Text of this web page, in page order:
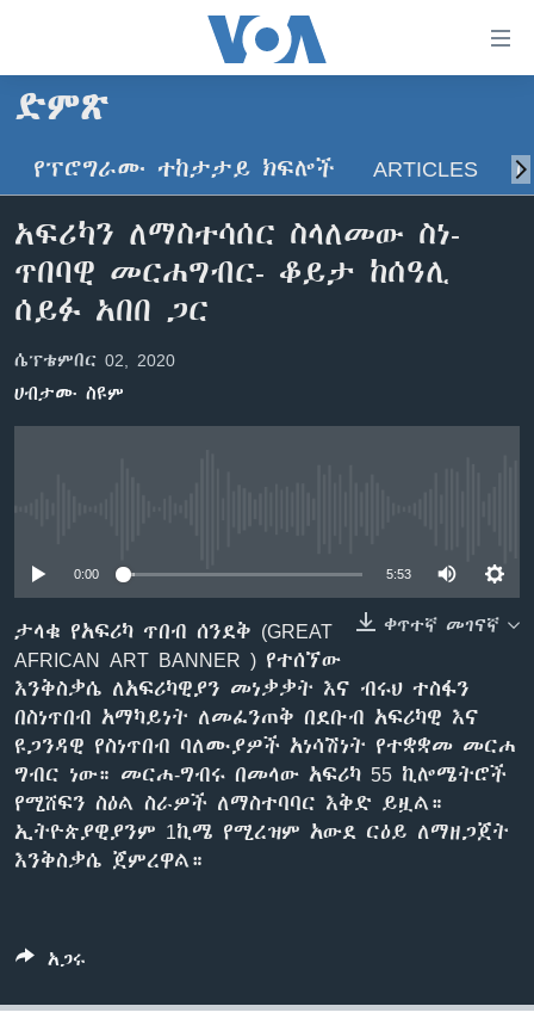
ማገናኛዎች
ዋናው
ይዘት
ወደ
ዋናው
ይዘት
እለፍ
ወደ
ዋናው
ዜና
ኢትዮጵያ
አሜሪካ
ኑሮ በጤንነት
ቪዲዮ
ክምችት
ቋንቋዎች
ድምጽ
የፕሮግራሙ ተከታታይ ክፍሎች ARTICLES
አፍሪካን ለማስተሳሰር ስላለመው ስነ-
ጥበባዊ መርሐግብር- ቆይታ ከሰዓሊ
ሰይፉ አበበ ጋር
ሴፕቴምበር 02, 2020
ሀብታሙ ስዩም
0:00 5:53
ቀጥተኛ መገናኛ
ታላቁ የአፍሪካ ጥበብ ሰንደቅ (GREAT
AFRICAN ART BANNER ) የተሰኘው
እንቅስቃሴ ለአፍሪካዊያን መነቃቃት እና ብሩህ ተስፋን
በስነጥበብ አማካይነት ለመፈንጠቅ በደቡብ አፍሪካዊ እና
ዩጋንዳዊ የስነጥበብ ባለሙያዎች አነሳሽነት የተቋቋመ መርሐ
ግብር ነው። መርሐ-ግብሩ በመላው አፍሪካ 55 ኪሎሜትሮች
የሚሸፍን ስዕል ስራዎች ለማስተባባር እቅድ ይዟል።
ኢትዮጵያዊያንም 1ኪሜ የሚረዝም አውደ ርዕይ ለማዘጋጀት
እንቅስቃሴ ጀምረዋል።
አጋሩ